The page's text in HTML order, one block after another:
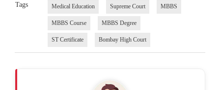
Tags Medical Education Supreme Court MBBS
MBBS Course MBBS Degree
ST Certificate Bombay High Court